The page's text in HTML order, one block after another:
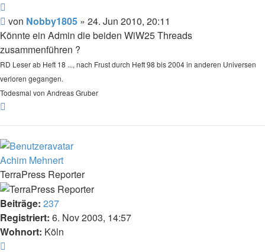
Beitrag
von Nobby1805 » 24. Jun 2010, 20:11
Könnte ein Admin die beiden WiW25 Threads
zusammenführen ?
RD Leser ab Heft 18 ..., nach Frust durch Heft 98 bis 2004 in anderen Universen
verloren gegangen.
Todesmal von Andreas Gruber
Achim Mehnert
TerraPress Reporter
Beiträge: 237
Registriert: 6. Nov 2003, 14:57
Wohnort: Köln